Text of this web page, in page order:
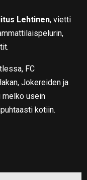
Lehtinen, vietti
FC
Jokereiden ja
melko usein
kotiin.